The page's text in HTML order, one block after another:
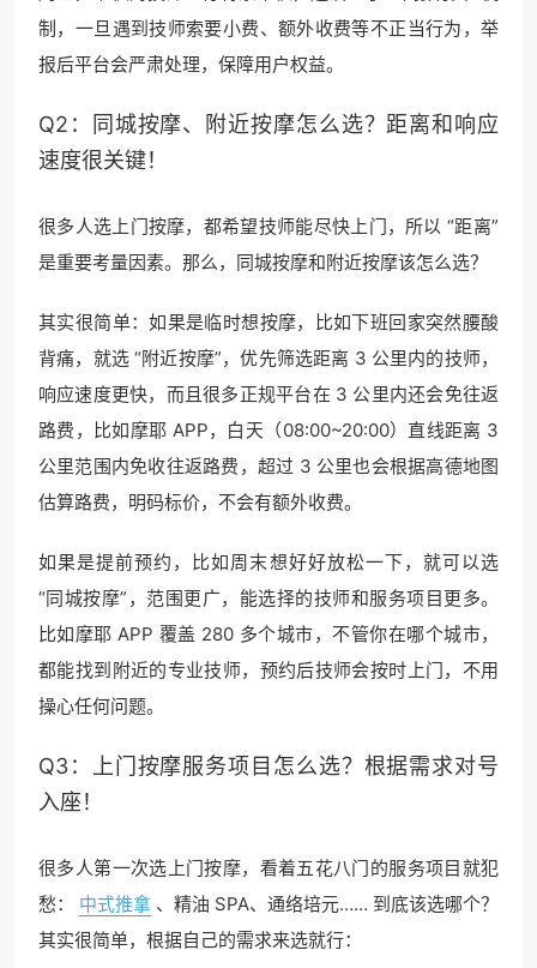
制，一旦遇到技师索要小费、额外收费等不正当行为，举
报后平台会严肃处理，保障用户权益。
Q2：同城按摩、附近按摩怎么选？距离和响应
速度很关键！
很多人选上门按摩，都希望技师能尽快上门，所以 “距离”
是重要考量因素。那么，同城按摩和附近按摩该怎么选？
其实很简单：如果是临时想按摩，比如下班回家突然腰酸
背痛，就选 “附近按摩”，优先筛选距离 3 公里内的技师，
响应速度更快，而且很多正规平台在 3 公里内还会免往返
路费，比如摩耶 APP，白天（08:00~20:00）直线距离 3
公里范围内免收往返路费，超过 3 公里也会根据高德地图
估算路费，明码标价，不会有额外收费。
如果是提前预约，比如周末想好好放松一下，就可以选
“同城按摩”，范围更广，能选择的技师和服务项目更多。
比如摩耶 APP 覆盖 280 多个城市，不管你在哪个城市，
都能找到附近的专业技师，预约后技师会按时上门，不用
操心任何问题。
Q3：上门按摩服务项目怎么选？根据需求对号
入座！
很多人第一次选上门按摩，看着五花八门的服务项目就犯
愁：
中式推拿 、精油 SPA、通络培元…… 到底该选哪个？
其实很简单，根据自己的需求来选就行：